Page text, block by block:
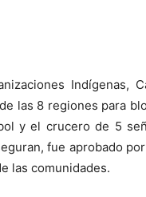
Indígenas,
las 8 regiones para
y el crucero de 5
fue aprobado
las comunidades.